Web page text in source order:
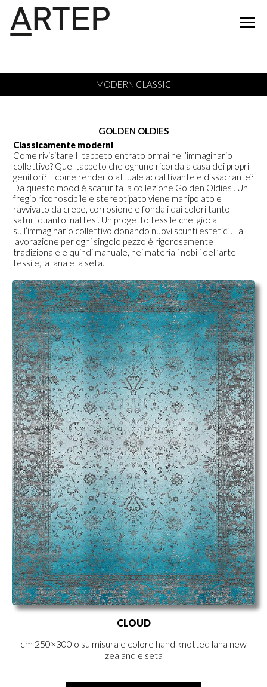
MODERN CLASSIC
GOLDEN OLDIES
Classicamente moderni
Come rivisitare Il tappeto entrato ormai nell’immaginario
collettivo? Quel tappeto che ognuno ricorda a casa dei propri
genitori? E come renderlo attuale accattivante e dissacrante?
Da questo mood è scaturita la collezione Golden Oldies . Un
fregio riconoscibile e stereotipato viene manipolato e
ravvivato da crepe, corrosione e fondali dai colori tanto
saturi quanto inattesi. Un progetto tessile che gioca
sull’immaginario collettivo donando nuovi spunti estetici . La
lavorazione per ogni singolo pezzo è rigorosamente
tradizionale e quindi manuale, nei materiali nobili dell’arte
tessile, la lana e la seta.
CLOUD
cm 250×300 o su misura e colore hand knotted lana new
zealand e seta